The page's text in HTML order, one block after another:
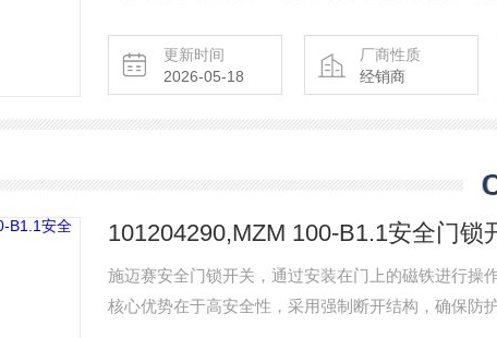
安全锁系统的关键组成部分，它与安全锁本体配合使
定功能。只有当执行器与AZM161安全锁本体及配套
更新时间
2026-05-18
厂商性质
经销商
101204290,MZM 100-B1.1安全门锁
施迈赛安全门锁开关，通过安装在门上的磁铁进行操
核心优势在于高安全性，采用强制断开结构，确保防